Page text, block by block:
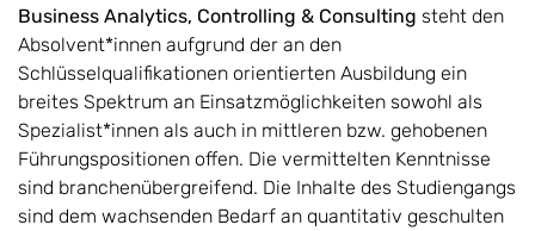
Business Analytics, Controlling & Consulting steht den
Absolvent*innen aufgrund der an den
Schlüsselqualifikationen orientierten Ausbildung ein
breites Spektrum an Einsatzmöglichkeiten sowohl als
Spezialist*innen als auch in mittleren bzw. gehobenen
Führungspositionen offen. Die vermittelten Kenntnisse
sind branchenübergreifend. Die Inhalte des Studiengangs
sind dem wachsenden Bedarf an quantitativ geschulten